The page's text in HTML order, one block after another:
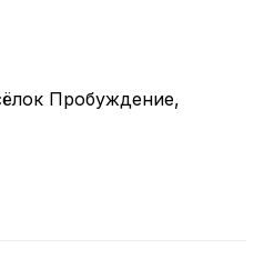
Пробуждение,